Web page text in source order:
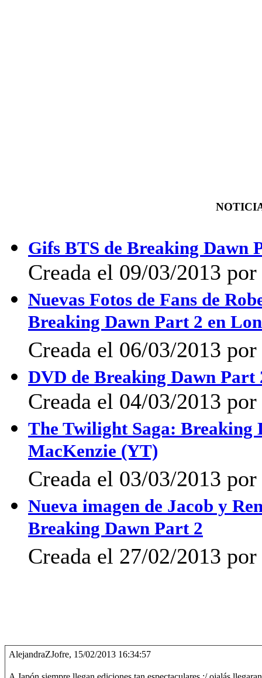
Gifs BTS de Breaking Dawn
Creada el 09/03/2013
Nuevas Fotos de Fans de
Breaking Dawn Part 2 en
Creada el 06/03/2013
DVD de Breaking Dawn Part
Creada el 04/03/2013
The Twilight Saga: Breaking
MacKenzie (YT)
Creada el 03/03/2013
Nueva imagen de Jacob y
Breaking Dawn Part 2
Creada el 27/02/2013
AlejandraZJofre, 15/02/2013 16:34:57